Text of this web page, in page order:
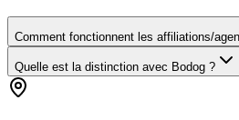
Comment fonctionnent les affiliations/
Quelle est la distinction avec Bodog ?